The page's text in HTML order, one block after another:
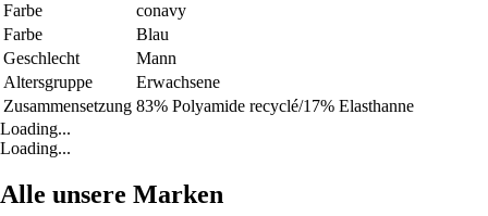
Farbe
conavy
Farbe
Blau
Geschlecht
Mann
Altersgruppe
Erwachsene
Zusammensetzung 83% Polyamide recyclé/17% Elasthanne
Loading...
Loading...
Alle unsere Marken